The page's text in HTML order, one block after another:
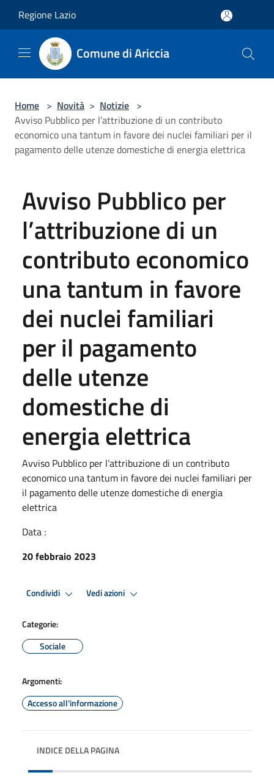
Regione Lazio
Comune di Ariccia
Home > Novità > Notizie >
Avviso Pubblico per l’attribuzione di un contributo
economico una tantum in favore dei nuclei familiari per il
pagamento delle utenze domestiche di energia elettrica
Avviso Pubblico per
l’attribuzione di un
contributo economico
una tantum in favore
dei nuclei familiari
per il pagamento
delle utenze
domestiche di
energia elettrica
Avviso Pubblico per l’attribuzione di un contributo
economico una tantum in favore dei nuclei familiari per
il pagamento delle utenze domestiche di energia
elettrica
Data :
20 febbraio 2023
Condividi Vedi azioni
Categorie:
Sociale
Argomenti:
Accesso all'informazione
INDICE DELLA PAGINA